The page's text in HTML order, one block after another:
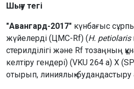
Шығу тегі
"Авангард-2017" күнбағыс
жүйелерді (ЦМС-Rf) (H. petiolaris
стерилділігі және Rf тозаңның
келтіру гендері) (VKU 264 a) X
отырып, линиялық-будандастыру